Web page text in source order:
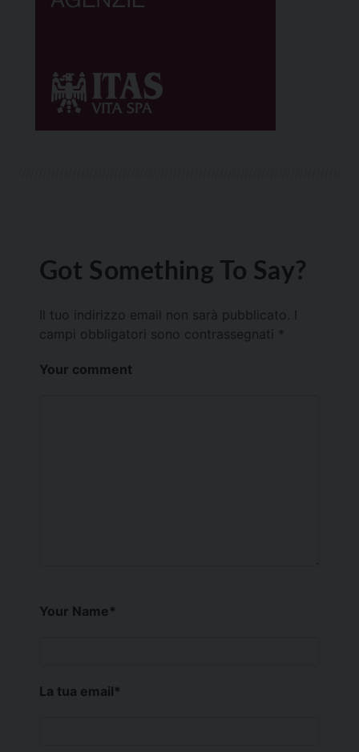
Got Something To Say?
Il tuo indirizzo email non sarà pubblicato.
campi obbligatori sono contrassegnati *
Your comment
Your Name*
La tua email*